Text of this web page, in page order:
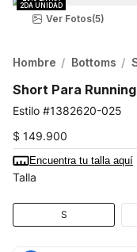
Ver Fotos(5)
Hombre Bottoms
Short Para
1382620-025
$ 149.900
Encuentra tu talla aquí
Talla
S